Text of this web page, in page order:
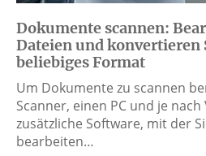
Dokumente scannen:
Dateien und konvertieren
beliebiges Format
Um Dokumente zu scannen
Scanner, einen PC und je
zusätzliche Software, mit der
bearbeiten…